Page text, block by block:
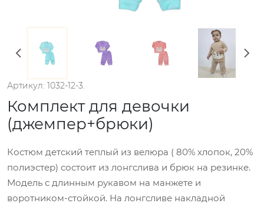
Артикул: 1032-12-3.
Комплект для девочки
(джемпер+брюки)
Костюм детский теплый из велюра ( 80% хлопок, 20%
полиэстер) состоит из лонгслива и брюк на резинке.
Модель с длинным рукавом на манжете и
воротником-стойкой. На лонгсливе накладной